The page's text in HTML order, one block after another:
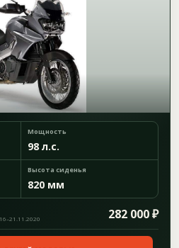
Мощность
98 л.с.
Высота сиденья
820 мм
282 000 ₽